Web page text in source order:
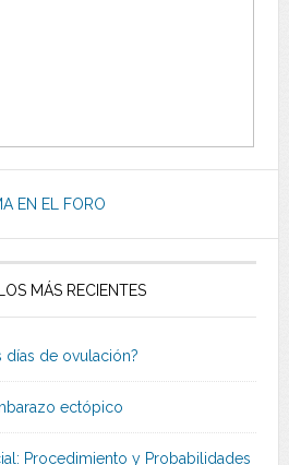
EN EL FORO
MÁS RECIENTES
de ovulación?
ectópico
Procedimiento y Probabilidades